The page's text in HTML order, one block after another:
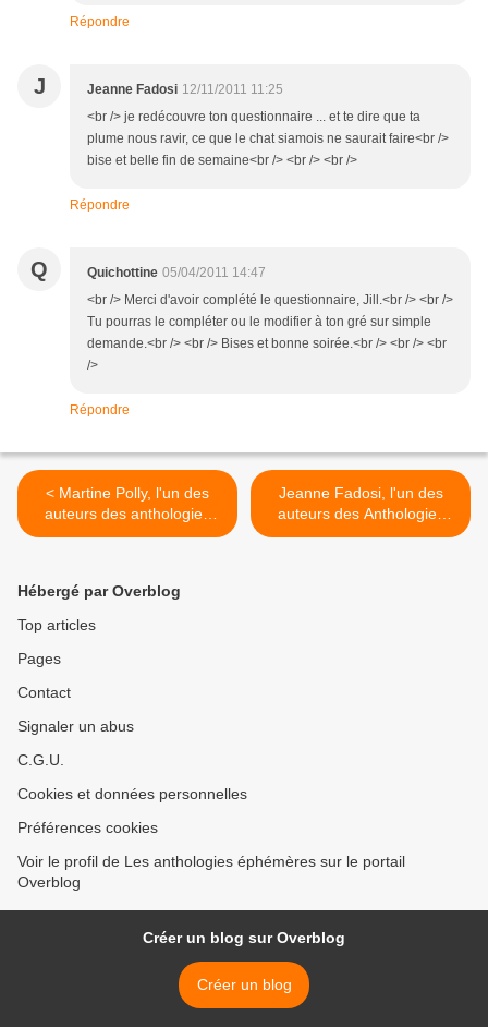
Répondre
J Jeanne Fadosi 12/11/2011 11:25
<br /> je redécouvre ton questionnaire ... et te dire que ta
plume nous ravir, ce que le chat siamois ne saurait faire<br />
bise et belle fin de semaine<br /> <br /> <br />
Répondre
Q Quichottine 05/04/2011 14:47
<br /> Merci d'avoir complété le questionnaire, Jill.<br /> <br />
Tu pourras le compléter ou le modifier à ton gré sur simple
demande.<br /> <br /> Bises et bonne soirée.<br /> <br /> <br
/>
Répondre
< Martine Polly, l'un des
auteurs des anthologies
éphémères
Jeanne Fadosi, l'un des
auteurs des Anthologies
éphémères >
Hébergé par Overblog
Top articles
Pages
Contact
Signaler un abus
C.G.U.
Cookies et données personnelles
Préférences cookies
Voir le profil de Les anthologies éphémères sur le portail
Overblog
Créer un blog sur Overblog
Créer un blog